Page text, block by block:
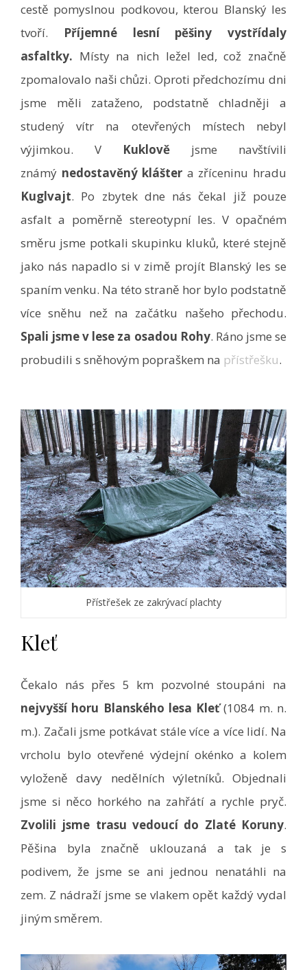
cestě pomyslnou podkovou, kterou Blanský les
tvoří. Příjemné lesní pěšiny vystřídaly
asfaltky. Místy na nich ležel led, což značně
zpomalovalo naši chůzi. Oproti předchozímu dni
jsme měli zataženo, podstatně chladněji a
studený vítr na otevřených místech nebyl
výjimkou. V Kuklově jsme navštívili
známý nedostavěný klášter a zříceninu hradu
Kuglvajt. Po zbytek dne nás čekal již pouze
asfalt a poměrně stereotypní les. V opačném
směru jsme potkali skupinku kluků, které stejně
jako nás napadlo si v zimě projít Blanský les se
spaním venku. Na této straně hor bylo podstatně
více sněhu než na začátku našeho přechodu.
Spali jsme v lese za osadou Rohy. Ráno jsme se
probudili s sněhovým popraškem na přístřešku.
Přístřešek ze zakrývací plachty
Kleť
Čekalo nás přes 5 km pozvolné stoupáni na
nejvyšší horu Blanského lesa Kleť(1084 m. n.
m.). Začali jsme potkávat stále více a více lidí. Na
vrcholu bylo otevřené výdejní okénko a kolem
vyloženě davy nedělních výletníků. Objednali
jsme si něco horkého na zahřátí a rychle pryč.
Zvolili jsme trasu vedoucí do Zlaté Koruny.
Pěšina byla značně uklouzaná a tak je s
podivem, že jsme se ani jednou nenatáhli na
zem. Z nádraží jsme se vlakem opět každý vydal
jiným směrem.